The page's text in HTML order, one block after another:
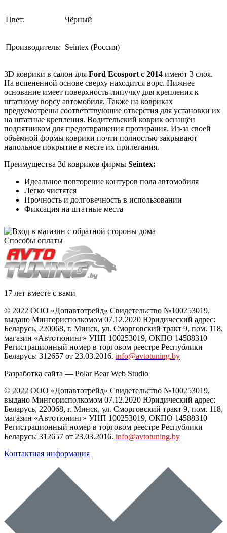
Цвет: Чёрный
Производитель: Seintex (Россия)
3D коврики в салон для Ford Ecosport с 2014 имеют 3 слоя.
На вспененной основе сверху находится ворс. Нижнее
основание имеет поверхность-липучку для крепления к
штатному ворсу автомобиля. Также на ковриках
предусмотрены соответствующие отверстия для установки их
на штатные крепления. Водительский коврик оснащён
подпятником для предотвращения протирания. Из-за своей
объёмной формы коврики почти полностью закрывают
напольное покрытие в месте их прилегания.
Преимущества 3d ковриков фирмы Seintex:
Идеальное повторение контуров пола автомобиля
Легко чистятся
Прочность и долговечность в использовании
Фиксация на штатные места
Способы оплаты
17 лет вместе с вами
© 2022 ООО «Допавтотрейд» Свидетельство №100253019,
выдано Мингорисполкомом 07.12.2020 Юридический адрес:
Беларусь, 220068, г. Минск, ул. Сморговский тракт 9, пом. 118,
магазин «Автотюнинг» УНП 100253019, ОКПО 14588310
Регистрационный номер в торговом реестре Республики
Беларусь: 312657 от 23.03.2016. info@avtotuning.by
Разработка сайта — Polar Bear Web Studio
© 2022 ООО «Допавтотрейд» Свидетельство №100253019,
выдано Мингорисполкомом 07.12.2020 Юридический адрес:
Беларусь, 220068, г. Минск, ул. Сморговский тракт 9, пом. 118,
магазин «Автотюнинг» УНП 100253019, ОКПО 14588310
Регистрационный номер в торговом реестре Республики
Беларусь: 312657 от 23.03.2016. info@avtotuning.by
Контактная информация